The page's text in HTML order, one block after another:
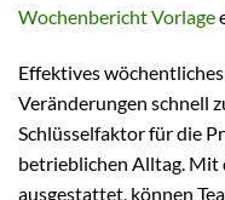
Wochenbericht Vorlage
Effektives wöchentliches
Veränderungen schnell
Schlüsselfaktor für die
betrieblichen Alltag. Mit
ausgestattet, können